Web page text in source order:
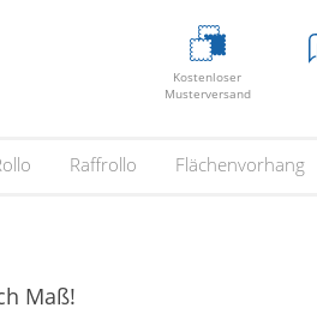
Kostenloser
Musterversand
Raffrollo Flächenvorhang
Maß!